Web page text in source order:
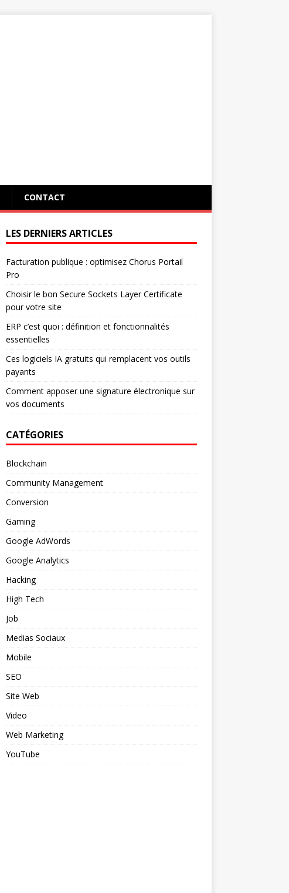
CONTACT
LES DERNIERS ARTICLES
Facturation publique : optimisez Chorus Portail
Pro
Choisir le bon Secure Sockets Layer Certificate
pour votre site
ERP c’est quoi : définition et fonctionnalités
essentielles
Ces logiciels IA gratuits qui remplacent vos outils
payants
Comment apposer une signature électronique sur
vos documents
CATÉGORIES
Blockchain
Community Management
Conversion
Gaming
Google AdWords
Google Analytics
Hacking
High Tech
Job
Medias Sociaux
Mobile
SEO
Site Web
Video
Web Marketing
YouTube